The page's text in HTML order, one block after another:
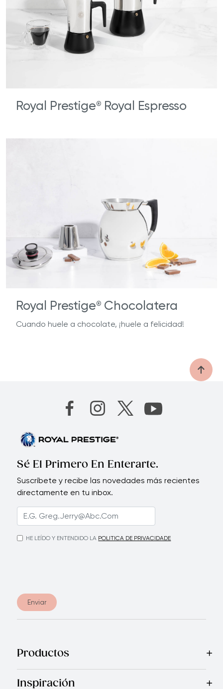
Royal Prestige® Royal Espresso
Royal Prestige® Chocolatera
Cuando huele a chocolate, ¡huele a felicidad!
Sé El Primero En Enterarte.
Suscríbete y recibe las novedades más recientes
directamente en tu inbox.
HE LEÍDO Y ENTENDIDO LA POLITICA DE PRIVACIDADE
Enviar
Productos
Mas VendidosCocinaCuchillosVajillasElectrodomésticos
Inspiración